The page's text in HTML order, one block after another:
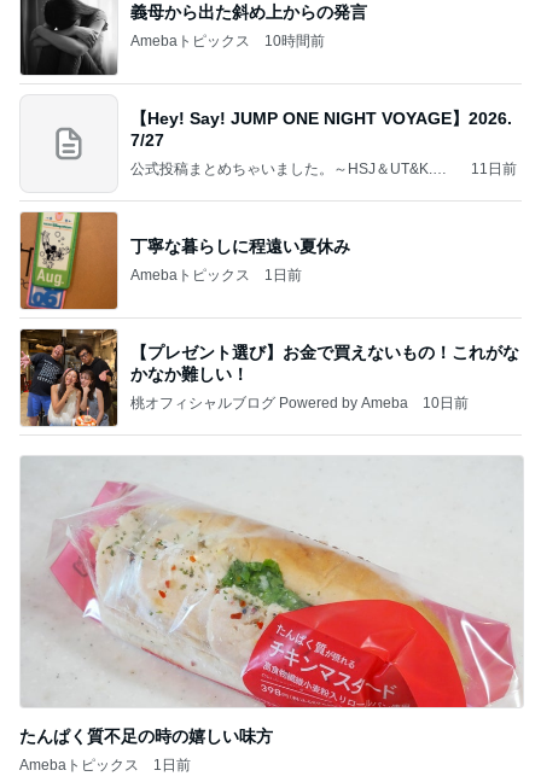
義母から出た斜め上からの発言
Amebaトピックス 10時間前
【Hey! Say! JUMP ONE NIGHT VOYAGE】2026.
7/27
公式投稿まとめちゃいました。～HSJ＆UT&K.O.
11日前
丁寧な暮らしに程遠い夏休み
Amebaトピックス 1日前
【プレゼント選び】お金で買えないもの！これがな
かなか難しい！
桃オフィシャルブログ Powered by Ameba 10日前
たんぱく質不足の時の嬉しい味方
Amebaトピックス 1日前